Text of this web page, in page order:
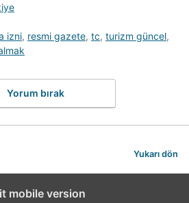
izni, resmi gazete, tc, turizm güncel,
Yorum bırak
Yukarı dön
mobile version